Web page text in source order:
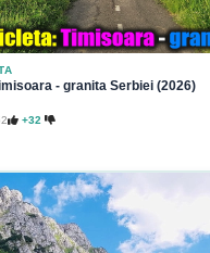
- granita Serbiei (2026)
+32